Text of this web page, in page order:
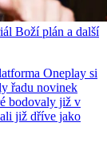
Boží plán a další
Oneplay si
řadu novinek
bodovaly již v
již dříve jako